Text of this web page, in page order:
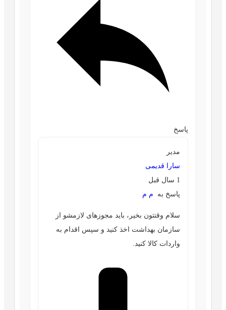
پاسخ
مدیر
سارا قدیمی
1 سال قبل
پاسخ به م م
سلام وقتتون بخیر، باید مجوزهای لازمشو از
سازمان بهداشت اخذ کنید و سپس اقدام به
واردات کالا کنید.